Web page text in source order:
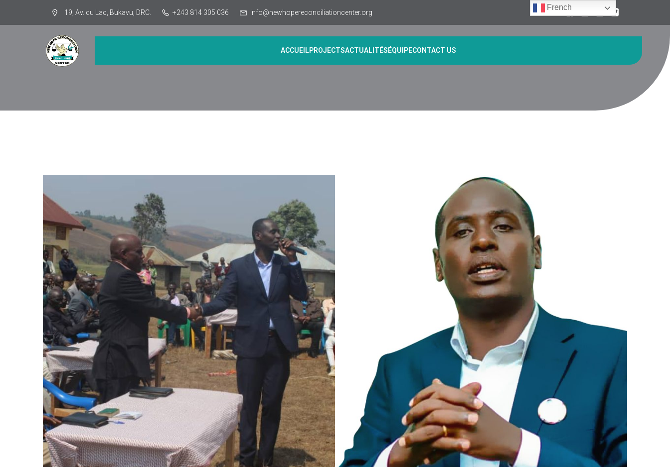
19, Av. du Lac, Bukavu, DRC. +243 814 305 036 info@newhopereconciliationcenter.org
ACCUEILPROJECTSACTUALITÉSÉQUIPECONTACT US
French